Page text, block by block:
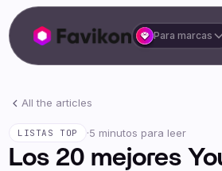
Para marcas
All the articles
LISTAS TOP ·5 minutos para leer
Los 20 mejores